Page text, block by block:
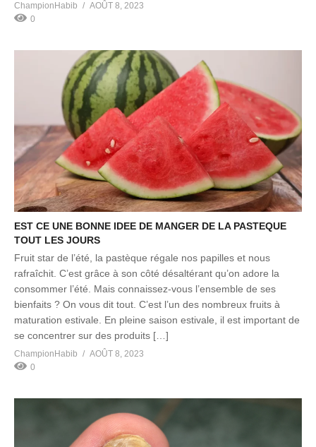
ChampionHabib
AOÛT 8, 2023
0
EST CE UNE BONNE IDEE DE MANGER DE LA PASTEQUE
TOUT LES JOURS
Fruit star de l’été, la pastèque régale nos papilles et nous
rafraîchit. C’est grâce à son côté désaltérant qu’on adore la
consommer l’été. Mais connaissez-vous l’ensemble de ses
bienfaits ? On vous dit tout. C’est l’un des nombreux fruits à
maturation estivale. En pleine saison estivale, il est important de
se concentrer sur des produits […]
ChampionHabib
AOÛT 8, 2023
0